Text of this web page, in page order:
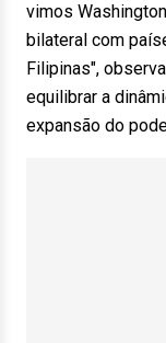
vimos
bilateral com
Filipinas",
equilibrar a
expansão do